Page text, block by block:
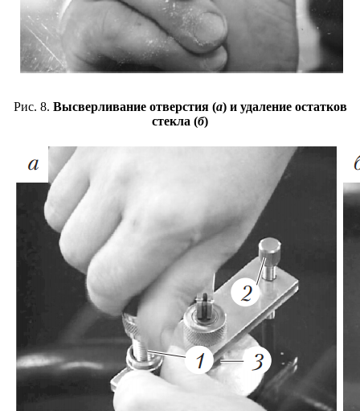
Рис. 8. Высверливание отверстия (а) и удаление остатков
стекла (б)